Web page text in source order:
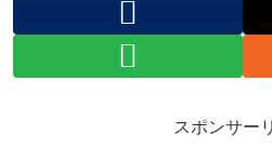
スポンサー